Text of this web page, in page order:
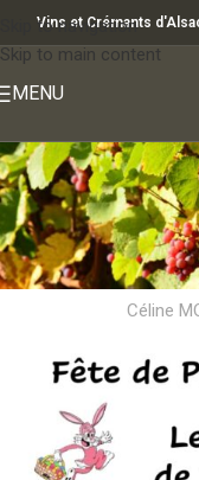
Skip to navigation
Skip to main content
Vins et Crémants
MENU
FETE
Céline